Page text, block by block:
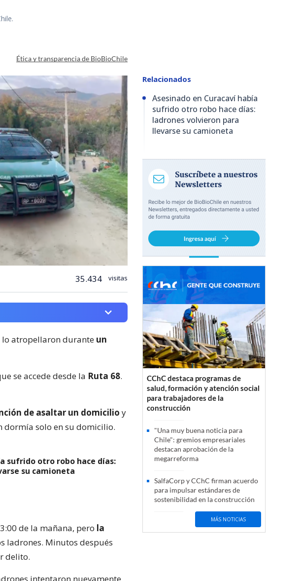
Ética y transparencia de BioBioChile
35.434 visitas
lo atropellaron durante un
se accede desde la Ruta 68.
de asaltar un domicilio y
dormía solo en su domicilio.
sufrido otro robo hace días:
su camioneta
de la mañana, pero la
ladrones. Minutos después
delito.
intentaron nuevamente
Relacionados
Asesinado en Curacaví había
sufrido otro robo hace días:
ladrones volvieron para
llevarse su camioneta
CChC destaca programas de
salud, formación y atención social
para trabajadores de la
construcción
"Una muy buena noticia para
Chile": gremios empresariales
destacan aprobación de la
megarreforma
SalfaCorp y CChC firman acuerdo
para impulsar estándares de
sostenibilidad en la construcción
MÁS NOTICIAS